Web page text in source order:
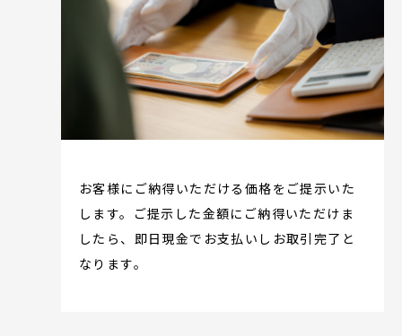
お客様にご納得いただける価格をご提示いた
します。ご提示した金額にご納得いただけま
したら、即日現金でお支払いしお取引完了と
なります。